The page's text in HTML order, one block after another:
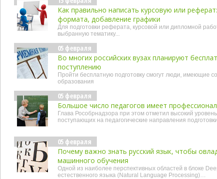
Как правильно написать курсовую или
формата, добавление графики
Для подготовки реферата, курсовой или дипломной
выбранную тематику...
05 февраля
Во многих российских вузах планируют
поступлению
Пройти бесплатную подготовку смогут люди, имеющие
образования
05 февраля
Большое число педагогов имеет
Глава Рособрнадзора при этом отметил высокий
поступающих на педагогические направления
05 февраля
Почему важно знать русский язык, чтобы
машинного обучения
Одной из наиболее перспективных областей в блоке
естественного языка (Natural Language Processing)…